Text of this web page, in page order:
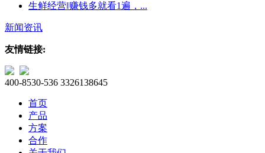
生鲜经营‖赚钱多就看1遍，...
新闻资讯
友情链接:
400-8530-536 3326138645
首页
产品
方案
合作